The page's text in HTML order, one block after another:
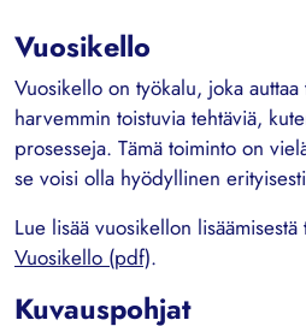
Vuosikello
Vuosikello on työkalu, joka
harvemmin toistuvia tehtäviä,
prosesseja. Tämä toiminto on
se voisi olla hyödyllinen
Lue lisää vuosikellon
Vuosikello (pdf).
Kuvauspohjat